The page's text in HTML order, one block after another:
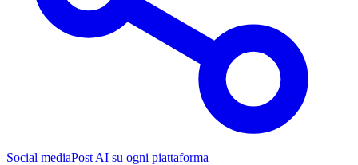
Social mediaPost AI su ogni piattaforma